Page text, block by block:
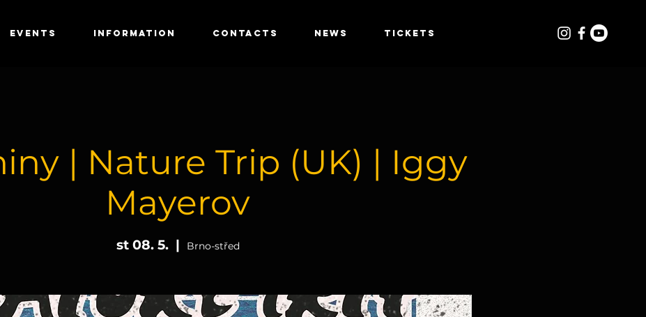
EVENTS INFORMATION CONTACTS NEWS TICKETS
| Nature Trip (UK) | Iggy
Mayerov
st 08. 5.
  |
Brno-střed